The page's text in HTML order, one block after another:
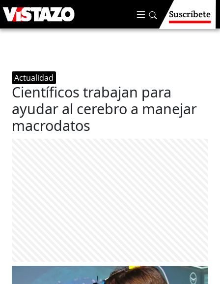
Suscríbete
Actualidad
Científicos trabajan para
ayudar al cerebro a manejar
macrodatos